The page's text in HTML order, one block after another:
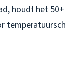
houdt het